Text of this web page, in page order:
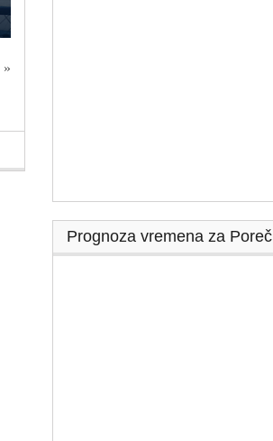
»
Prognoza vremena za Poreč